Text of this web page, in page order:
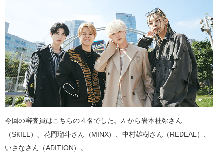
今回の審査員はこちらの４名でした。左から岩本桂弥さん
（SKILL）、花岡瑠斗さん（MINX）、中村雄樹さん（REDEAL）、
いさなさん（ADITION）。